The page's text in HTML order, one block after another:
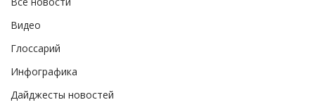
Видео
Глоссарий
Инфографика
Дайджесты новостей